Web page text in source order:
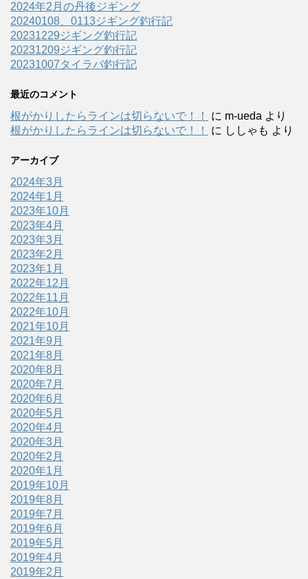
2024年2月の丹後ジギング
20240108、0113ジギング釣行記
20231229ジギング釣行記
20231209ジギング釣行記
20231007タイラバ釣行記
最近のコメント
根がかりしたらラインは切らないで！！ に m-ueda より
根がかりしたらラインは切らないで！！
に ししゃも より
アーカイブ
2024年3月
2024年1月
2023年10月
2023年4月
2023年3月
2023年2月
2023年1月
2022年12月
2022年11月
2022年10月
2021年10月
2021年9月
2021年8月
2020年8月
2020年7月
2020年6月
2020年5月
2020年4月
2020年3月
2020年2月
2020年1月
2019年10月
2019年8月
2019年7月
2019年6月
2019年5月
2019年4月
2019年2月